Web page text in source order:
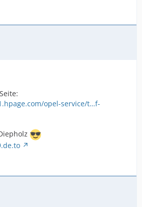
opel-service/t…f-